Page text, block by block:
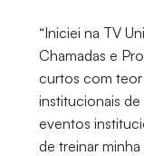
“Iniciei na TV
Chamadas e
curtos com
institucionais de
eventos
de treinar